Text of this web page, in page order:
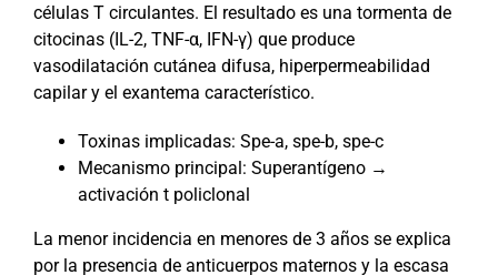
células T circulantes. El resultado es una tormenta de
citocinas (IL-2, TNF-α, IFN-γ) que produce
vasodilatación cutánea difusa, hiperpermeabilidad
capilar y el exantema característico.
Toxinas implicadas: Spe-a, spe-b, spe-c
Mecanismo principal: Superantígeno →
activación t policlonal
La menor incidencia en menores de 3 años se explica
por la presencia de anticuerpos maternos y la escasa